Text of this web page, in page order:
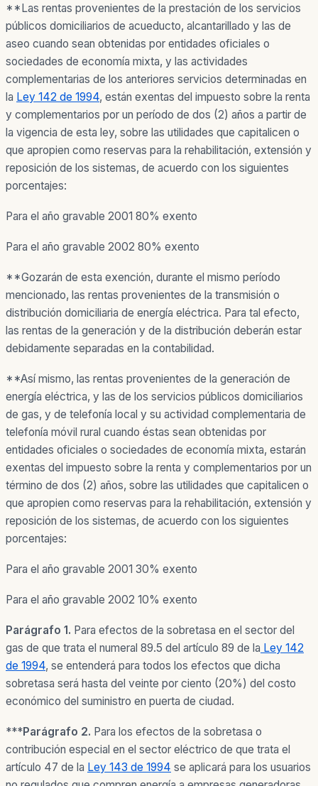
**Las rentas provenientes de la prestación de los servicios
públicos domiciliarios de acueducto, alcantarillado y las de
aseo cuando sean obtenidas por entidades oficiales o
sociedades de economía mixta, y las actividades
complementarias de los anteriores servicios determinadas en
la Ley 142 de 1994, están exentas del impuesto sobre la renta
y complementarios por un período de dos (2) años a partir de
la vigencia de esta ley, sobre las utilidades que capitalicen o
que apropien como reservas para la rehabilitación, extensión y
reposición de los sistemas, de acuerdo con los siguientes
porcentajes:
Para el año gravable 2001 80% exento
Para el año gravable 2002 80% exento
**Gozarán de esta exención, durante el mismo período
mencionado, las rentas provenientes de la transmisión o
distribución domiciliaria de energía eléctrica. Para tal efecto,
las rentas de la generación y de la distribución deberán estar
debidamente separadas en la contabilidad.
**Así mismo, las rentas provenientes de la generación de
energía eléctrica, y las de los servicios públicos domiciliarios
de gas, y de telefonía local y su actividad complementaria de
telefonía móvil rural cuando éstas sean obtenidas por
entidades oficiales o sociedades de economía mixta, estarán
exentas del impuesto sobre la renta y complementarios por un
término de dos (2) años, sobre las utilidades que capitalicen o
que apropien como reservas para la rehabilitación, extensión y
reposición de los sistemas, de acuerdo con los siguientes
porcentajes:
Para el año gravable 2001 30% exento
Para el año gravable 2002 10% exento
Parágrafo 1. Para efectos de la sobretasa en el sector del
gas de que trata el numeral 89.5 del artículo 89 de la Ley 142
de 1994, se entenderá para todos los efectos que dicha
sobretasa será hasta del veinte por ciento (20%) del costo
económico del suministro en puerta de ciudad.
***Parágrafo 2. Para los efectos de la sobretasa o
contribución especial en el sector eléctrico de que trata el
artículo 47 de la Ley 143 de 1994 se aplicará para los usuarios